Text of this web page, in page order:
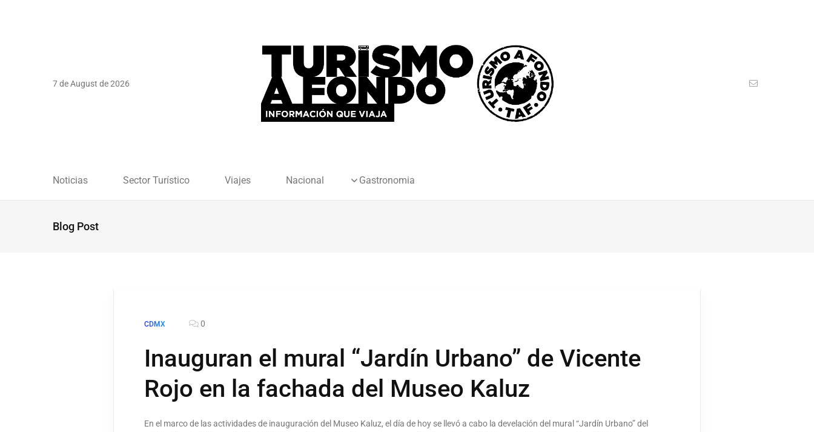
7 de August de 2026
Noticias Sector Turístico Viajes Nacional Gastronomia
Blog Post
CDMX 0
Inauguran el mural “Jardín Urbano” de Vicente
Rojo en la fachada del Museo Kaluz
En el marco de las actividades de inauguración del Museo Kaluz, el día de hoy se llevó a cabo la develación del mural “Jardín Urbano” del